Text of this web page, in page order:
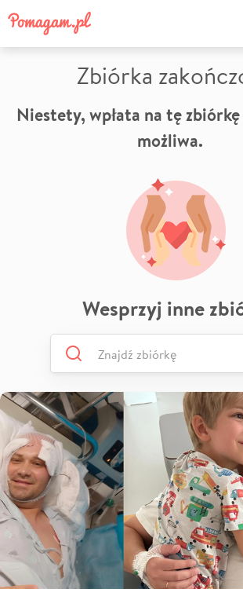
Zbiórka
Niestety, wpłata na tę
możliwa.
Wesprzyj inne